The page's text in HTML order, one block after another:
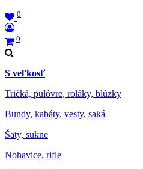
0
0
S veľkosť
Tričká, pulóvre, roláky, blúzky
Bundy, kabáty, vesty, saká
Šaty, sukne
Nohavice, rifle